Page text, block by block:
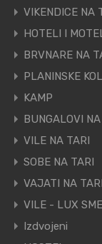
VIKENDICE NA
HOTELI I
BRVNARE NA
PLANINSKE
KAMP
BUNGALOVI
VILE NA TARI
SOBE NA TARI
VAJATI NA TARI
VILE - LUX
Izdvojeni